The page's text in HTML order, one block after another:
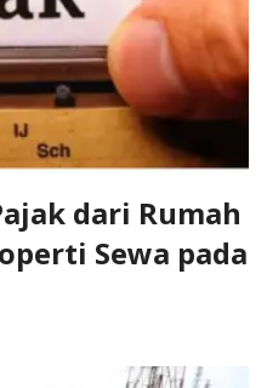
dari Rumah
Sewa pada